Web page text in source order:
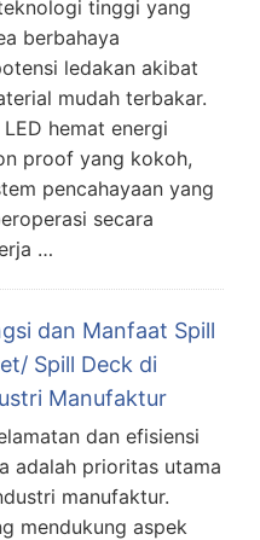
tinggi yang
berbahaya
ledakan akibat
mudah terbakar.
hemat energi
proof yang kokoh,
pencahayaan yang
secara
…
dan Manfaat Spill
Spill Deck di
Manufaktur
dan efisiensi
adalah prioritas utama
manufaktur.
mendukung aspek